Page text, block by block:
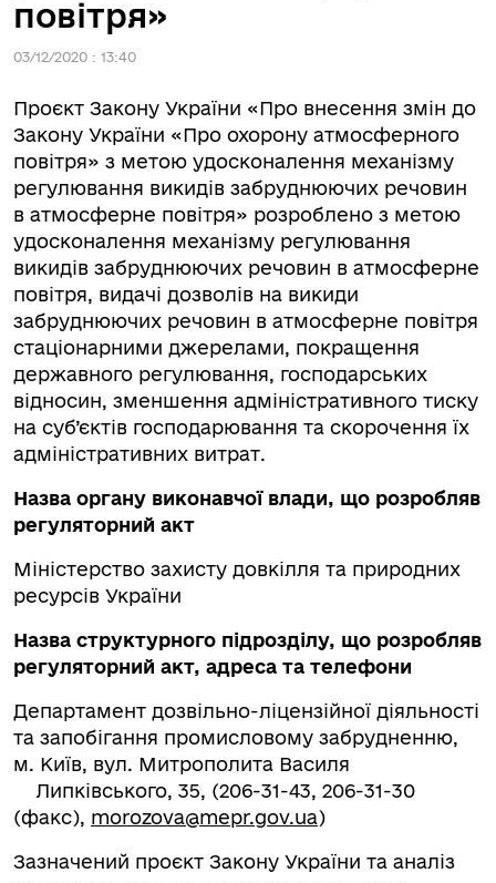
повітря»
03/12/2020 : 13:40
Проєкт Закону України «Про внесення змін до
Закону України «Про охорону атмосферного
повітря» з метою удосконалення механізму
регулювання викидів забруднюючих речовин
в атмосферне повітря» розроблено з метою
удосконалення механізму регулювання
викидів забруднюючих речовин в атмосферне
повітря, видачі дозволів на викиди
забруднюючих речовин в атмосферне повітря
стаціонарними джерелами, покращення
державного регулювання, господарських
відносин, зменшення адміністративного тиску
на суб’єктів господарювання та скорочення їх
адміністративних витрат.
Назва органу виконавчої влади, що розробляв
регуляторний акт
Міністерство захисту довкілля та природних
ресурсів України
Назва структурного підрозділу, що розробляв
регуляторний акт, адреса та телефони
Департамент дозвільно-ліцензійної діяльності
та запобігання промисловому забрудненню,
м. Київ, вул. Митрополита Василя
Липківського, 35, (206-31-43, 206-31-30
(факс), morozova@mepr.gov.ua)
Зазначений проєкт Закону України та аналіз